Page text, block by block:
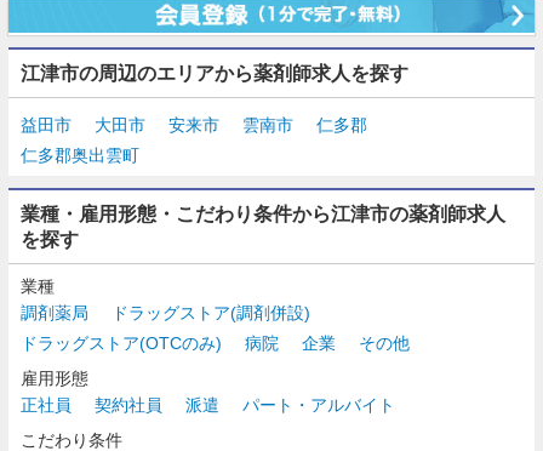
江津市の周辺のエリアから薬剤師求人を探す
益田市 大田市 安来市 雲南市
仁多郡
仁多郡奥出雲町
業種・雇用形態・こだわり条件から江津市の薬剤師求人
を探す
業種
調剤薬局
ドラッグストア(調剤併設)
ドラッグストア(OTCのみ)
病院 企業
その他
雇用形態
正社員
契約社員 派遣
パート・アルバイト
こだわり条件